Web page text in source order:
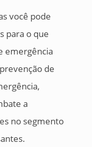
você pode
para o que
emergência
de
a
no segmento